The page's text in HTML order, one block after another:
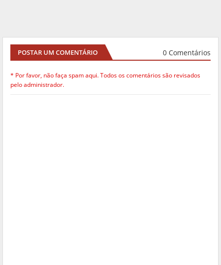
POSTAR UM COMENTÁRIO 0 Comentários
* Por favor, não faça spam aqui. Todos os comentários são revisados
pelo administrador.